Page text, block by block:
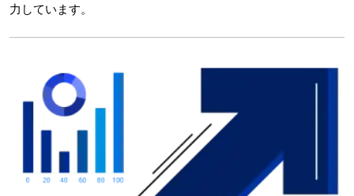
力しています。